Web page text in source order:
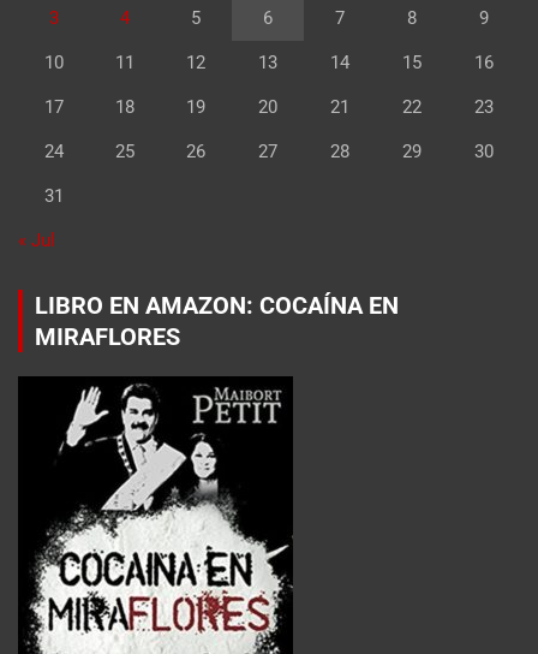
3 4 5 6 7 8 9
10 11 12 13 14 15 16
17 18 19 20 21 22 23
24 25 26 27 28 29 30
31
« Jul
LIBRO EN AMAZON: COCAÍNA EN
MIRAFLORES